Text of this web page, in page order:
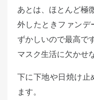
あとは、ほとんど極
外したときファンデ
ずかしいので最高で
マスク生活に欠かせ
下に下地や日焼け止
ます。